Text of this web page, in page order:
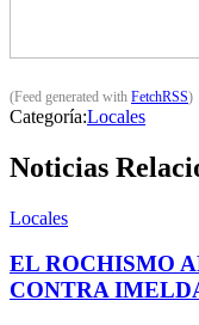
(Feed generated with FetchRSS)
Categoría:Locales
Noticias
Locales
EL ROCHISMO
CONTRA